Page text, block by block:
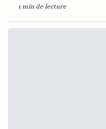
1 min de lecture